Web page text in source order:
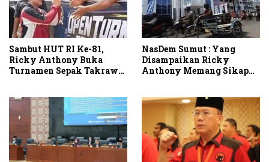
Sambut HUT RI Ke-81,
Ricky Anthony Buka
Turnamen Sepak Takraw
NasDem Sumut : Yang
Disampaikan Ricky
Anthony Memang Sikap